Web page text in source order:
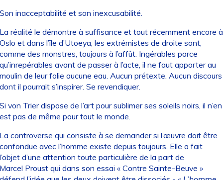
inacceptabilité et son inexcusabilité.
réalité le démontre à suffisance et tout récemment encore à
et dans l’île d’Utoeya, les extrémistes de droite sont,
des monstres, toujours à l’affût. Ingérables parce
avant de passer à l’acte, il ne faut apporter au
de leur folie aucune eau. Aucun prétexte. Aucun discours
il pourrait s’inspirer. Se revendiquer.
von Trier dispose de l’art pour sublimer ses soleils noirs, il n’en
pas de même pour tout le monde.
controverse qui consiste à se demander si l’œuvre doit être
avec l’homme existe depuis toujours. Elle a fait
d’une attention toute particulière de la part de
Proust qui dans son essai « Contre Sainte-Beuve »